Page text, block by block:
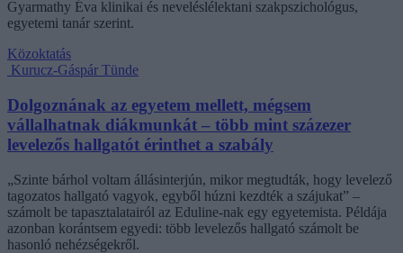
Gyarmathy Éva klinikai és neveléslélektani szakpszichológus,
egyetemi tanár szerint.
Közoktatás
Kurucz-Gáspár Tünde
Dolgoznának az egyetem mellett, mégsem
vállalhatnak diákmunkát – több mint százezer
levelezős hallgatót érinthet a szabály
„Szinte bárhol voltam állásinterjún, mikor megtudták, hogy levelező
tagozatos hallgató vagyok, egyből húzni kezdték a szájukat” –
számolt be tapasztalatairól az Eduline-nak egy egyetemista. Példája
azonban korántsem egyedi: több levelezős hallgató számolt be
hasonló nehézségekről.